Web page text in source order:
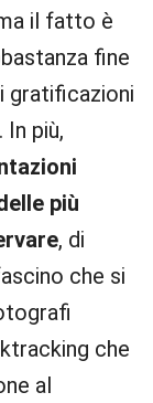
il fatto è
fine
gratificazioni
più,
più
, di
che si
che
al